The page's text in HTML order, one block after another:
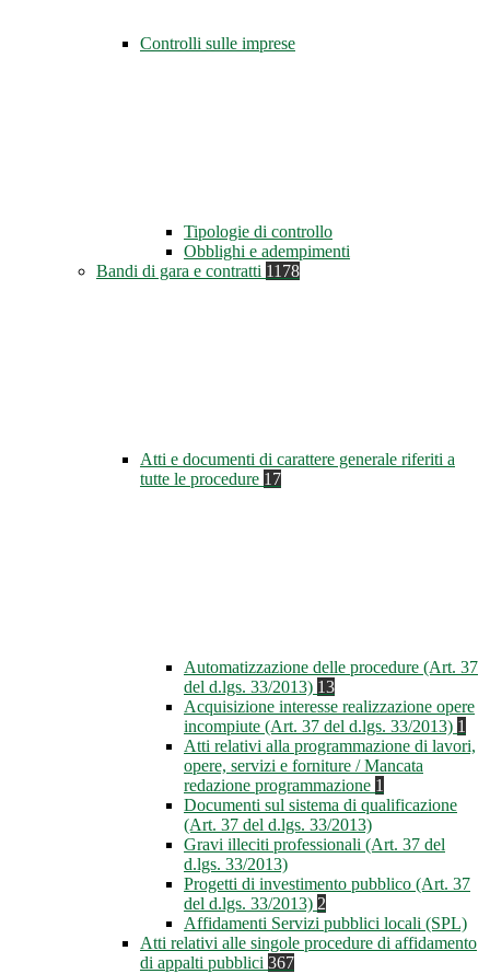
Controlli sulle imprese
Tipologie di controllo
Obblighi e adempimenti
Bandi di gara e contratti 1178
Atti e documenti di carattere generale riferiti a
tutte le procedure 17
Automatizzazione delle procedure (Art. 37
del d.lgs. 33/2013) 13
Acquisizione interesse realizzazione opere
incompiute (Art. 37 del d.lgs. 33/2013) 1
Atti relativi alla programmazione di lavori,
opere, servizi e forniture / Mancata
redazione programmazione 1
Documenti sul sistema di qualificazione
(Art. 37 del d.lgs. 33/2013)
Gravi illeciti professionali (Art. 37 del
d.lgs. 33/2013)
Progetti di investimento pubblico (Art. 37
del d.lgs. 33/2013) 2
Affidamenti Servizi pubblici locali (SPL)
Atti relativi alle singole procedure di affidamento
di appalti pubblici 367